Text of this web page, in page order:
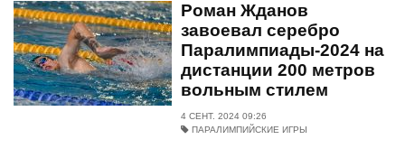
Роман Жданов
завоевал серебро
Паралимпиады-2024 на
дистанции 200 метров
вольным стилем
4 СЕНТ. 2024 09:26
ПАРАЛИМПИЙСКИЕ ИГРЫ